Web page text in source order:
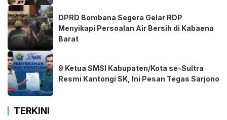
DPRD Bombana Segera Gelar RDP
Menyikapi Persoalan Air Bersih di Kabaena
Barat
9 Ketua SMSI Kabupaten/Kota se-Sultra
Resmi Kantongi SK, Ini Pesan Tegas Sarjono
TERKINI